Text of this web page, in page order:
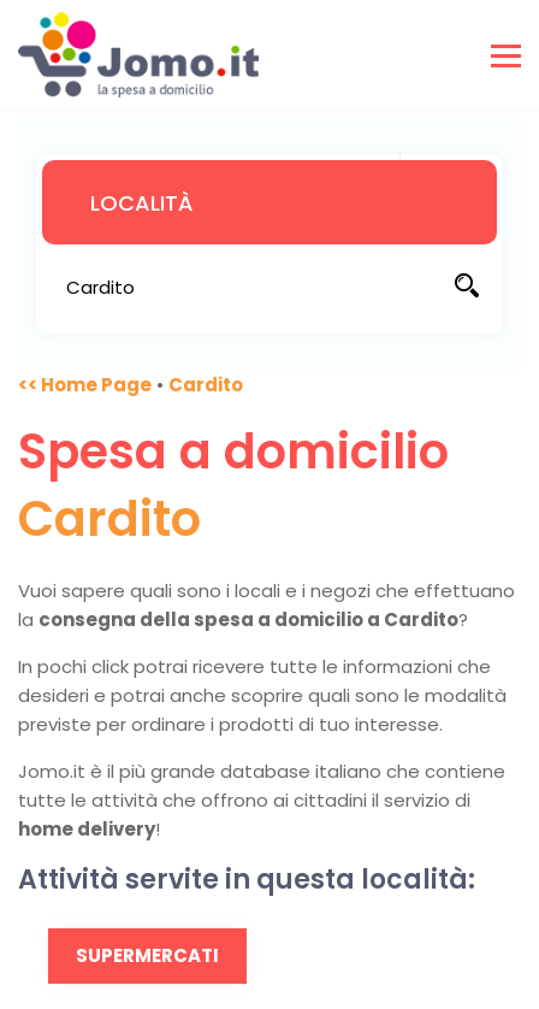
<< Home Page • Cardito
Spesa a domicilio
Cardito
Vuoi sapere quali sono i locali e i negozi che effettuano
la consegna della spesa a domicilio a Cardito?
In pochi click potrai ricevere tutte le informazioni che
desideri e potrai anche scoprire quali sono le modalità
previste per ordinare i prodotti di tuo interesse.
Jomo.it è il più grande database italiano che contiene
tutte le attività che offrono ai cittadini il servizio di
home delivery!
Attività servite in questa località:
SUPERMERCATI